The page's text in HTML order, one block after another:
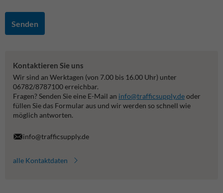
Senden
Kontaktieren Sie uns
Wir sind an Werktagen (von 7.00 bis 16.00 Uhr) unter
06782/8787100 erreichbar.
Fragen? Senden Sie eine E-Mail an info@trafficsupply.deoder
füllen Sie das Formular aus und wir werden so schnell wie
möglich antworten.
info@trafficsupply.de
alle Kontaktdaten